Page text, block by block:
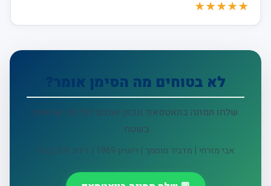
★★★★★
לא בטוחים מה הסימן אומר?
שלחו תמונה בוואטסאפ ונכוון אתכם לפי מה שרואים
בשטח.
אבי מזרחי | מדביר מוסמך | רישיון 1969 | דירוג 5.0 בגוגל